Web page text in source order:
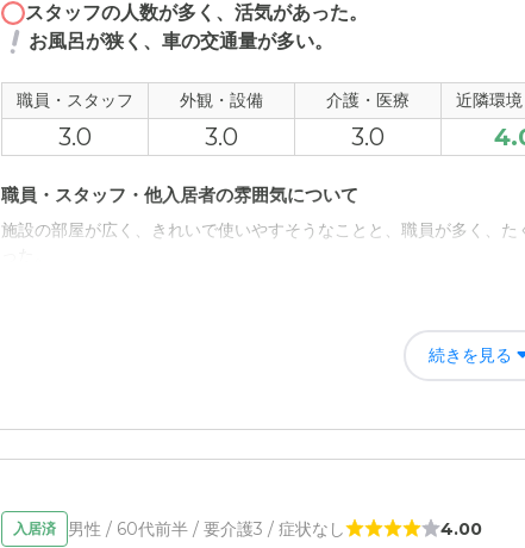
スタッフの人数が多く、活気があった。
お風呂が狭く、車の交通量が多い。
職員・スタッフ 外観・設備 介護・医療 近隣環
3.0 3.0 3.0
職員・スタッフ・他入居者の雰囲気について
施設の部屋が広く、きれいで使いやすそうなことと、職員が多く、
大通りに面しているため、散歩などには向かなそうな事と、施設事
続きを見る
入居済 男性 / 60代前半 / 要介護3 / 症状なし 4.00